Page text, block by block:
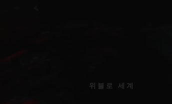
위블로 세계에센셜 토프